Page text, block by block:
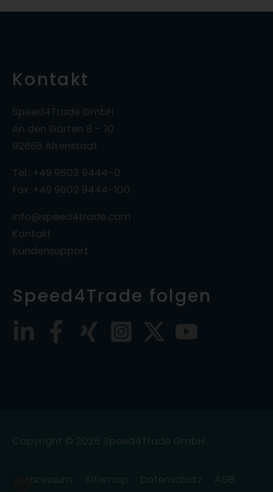
Kontakt
Speed4Trade GmbH
An den Gärten 8 – 10
92665 Altenstadt
Tel.: +49 9602 9444-0
Fax: +49 9602 9444-100
info@speed4trade.com
Kontakt
Kundensupport
Speed4Trade folgen
Copyright © 2026 Speed4Trade GmbH
Impressum Sitemap Datenschutz AGB